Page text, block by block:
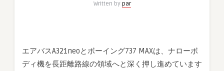
の
最
Written by par
エアバスA321neoとボーイング737 MAXは、ナローボ
ディ機を長距離路線の領域へと深く押し進めています